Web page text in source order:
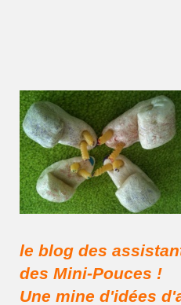
le blog des
des Mini-Pouces !
Une mine d'idées